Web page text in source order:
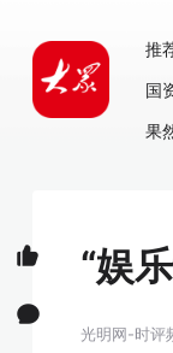
推
国
果
“娱
光明网-时评